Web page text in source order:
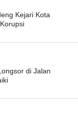
Kejari Kota
di Jalan